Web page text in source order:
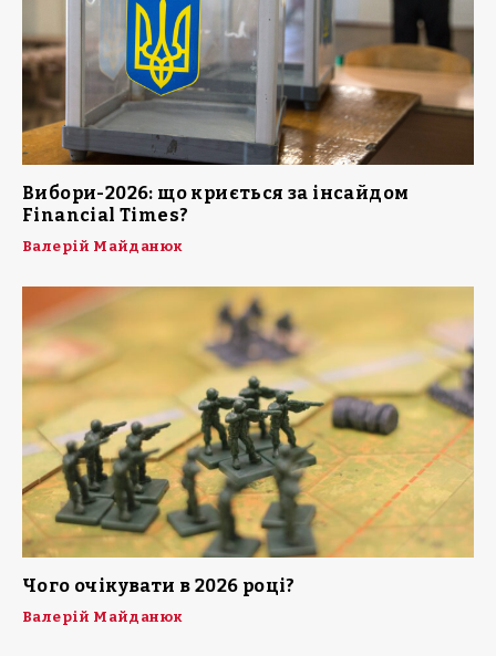
Вибори-2026: що криється за інсайдом
Financial Times?
Валерій Майданюк
Чого очікувати в 2026 році?
Валерій Майданюк